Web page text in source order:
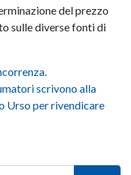
del prezzo
sulle diverse fonti di
scrivono alla
Urso per rivendicare